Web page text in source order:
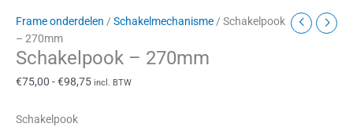
Frame onderdelen / Schakelmechanisme/ Schakelpook
– 270mm
Schakelpook – 270mm
€75,00 -€98,75 incl. BTW
Schakelpook